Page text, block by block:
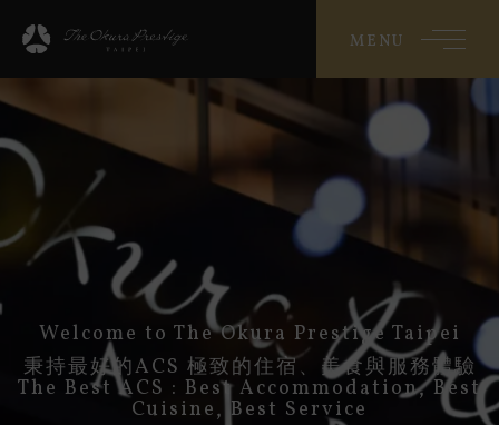
MENU
Welcome to The Okura Prestige Taipei
秉持最好的ACS 極致的住宿、美食與服務體驗
The Best ACS : Best Accommodation, Best
Cuisine, Best Service